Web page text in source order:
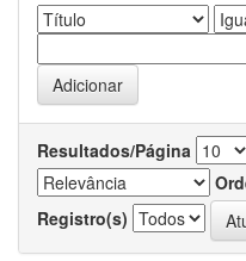
Resultados/Página
Registro(s)